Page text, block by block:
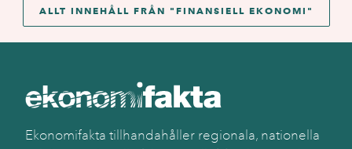
ALLT INNEHÅLL FRÅN " FINANSIELL EKONOMI "
Ekonomifakta tillhandahåller regionala, nationella